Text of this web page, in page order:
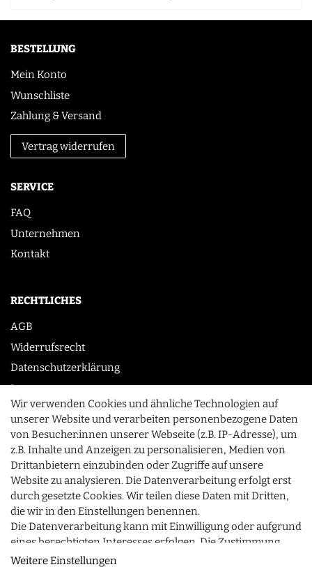
BESTELLUNG
Mein Konto
Wunschliste
Zahlung & Versand
Vertrag widerrufen
SERVICE
FAQ
Unternehmen
Kontakt
RECHTLICHES
AGB
Widerrufsrecht
Datenschutzerklärung
Impressum
KONTAKT
0355 /28913232
info@gourmeo24.com
Gubener Straße 19, 03042 Cottbus
© 2026 gourmeo24.com
Wir verwenden Cookies und ähnliche Technologien auf
unserer Website und verarbeiten personenbezogene Daten
von Besucher:innen unserer Webseite (z.B. IP-Adresse), um
z.B. Inhalte und Anzeigen zu personalisieren, Medien von
Drittanbietern einzubinden oder Zugriffe auf unsere
Website zu analysieren. Die Datenverarbeitung erfolgt erst
durch gesetzte Cookies. Wir teilen diese Daten mit Dritten,
die wir in den Einstellungen benennen.
Die Datenverarbeitung kann mit Einwilligung oder aufgrund
eines berechtigten Interesses erfolgen. Die Zustimmung
kann erteilt oder abgelehnt werden. Es besteht das Recht,
Weitere Einstellungen
SCHLIESSEN